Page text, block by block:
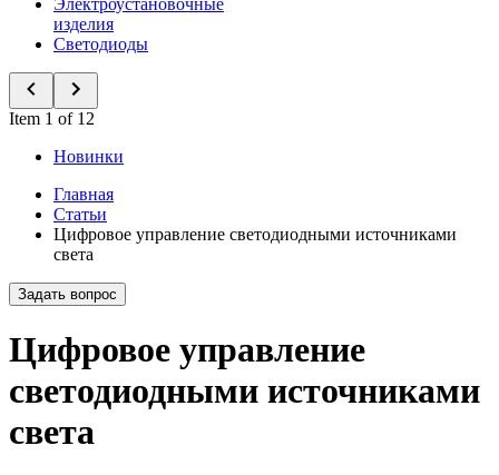
Электроустановочные
изделия
Светодиоды
Item 1 of 12
Новинки
Главная
Статьи
Цифровое управление светодиодными источниками
света
Задать вопрос
Цифровое управление
светодиодными источниками
света